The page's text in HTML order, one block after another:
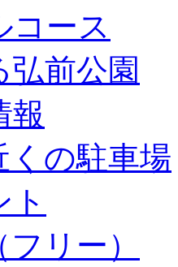
コース
弘前公園
報
くの駐車場
ト
リー）